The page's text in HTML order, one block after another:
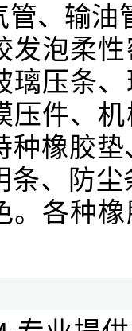
、输
发泡柔
璃压条
压件、
种橡胶
条、防
。各种